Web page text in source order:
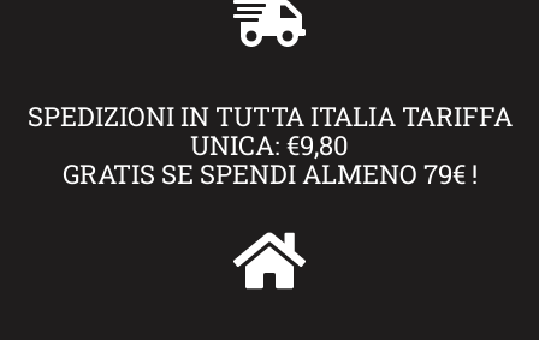
SPEDIZIONI IN TUTTA ITALIA TARIFFA
UNICA: €9,80
GRATIS SE SPENDI ALMENO 79€ !